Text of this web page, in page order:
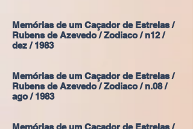
Memórias de um Caçador de Estrelas /
Rubens de Azevedo / Zodiaco / n12 /
dez / 1983
Memórias de um Caçador de Estrelas /
Rubens de Azevedo / Zodiaco / n.08 /
ago / 1983
Memórias de um Caçador de Estrelas /